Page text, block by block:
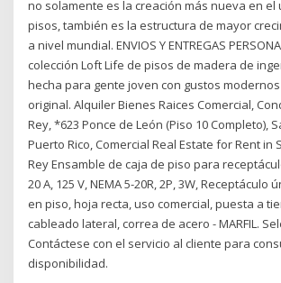
no solamente es la creación más nueva en el
pisos, también es la estructura de mayor
a nivel mundial. ENVIOS Y ENTREGAS
colección Loft Life de pisos de madera de
hecha para gente joven con gustos
original. Alquiler Bienes Raices Comercial,
Rey, *623 Ponce de León (Piso 10 Completo),
Puerto Rico, Comercial Real Estate for Rent in
Rey Ensamble de caja de piso para
20 A, 125 V, NEMA 5-20R, 2P, 3W, Receptáculo
en piso, hoja recta, uso comercial, puesta a
cableado lateral, correa de acero - MARFIL.
Contáctese con el servicio al cliente para
disponibilidad.